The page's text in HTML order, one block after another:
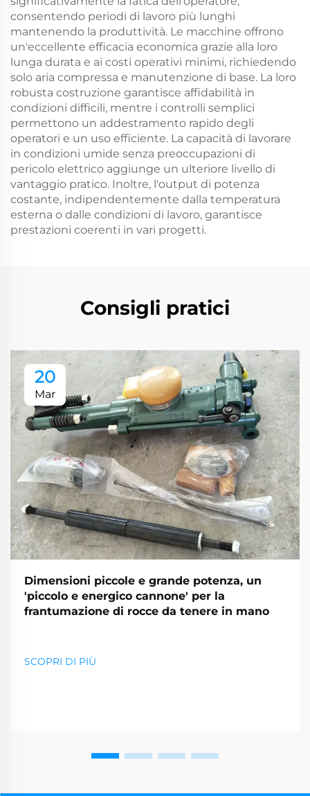
consentendo periodi di lavoro più lunghi
mantenendo la produttività. Le macchine offrono
un'eccellente efficacia economica grazie alla loro
lunga durata e ai costi operativi minimi, richiedendo
solo aria compressa e manutenzione di base. La loro
robusta costruzione garantisce affidabilità in
condizioni difficili, mentre i controlli semplici
permettono un addestramento rapido degli
operatori e un uso efficiente. La capacità di lavorare
in condizioni umide senza preoccupazioni di
pericolo elettrico aggiunge un ulteriore livello di
vantaggio pratico. Inoltre, l'output di potenza
costante, indipendentemente dalla temperatura
esterna o dalle condizioni di lavoro, garantisce
prestazioni coerenti in vari progetti.
Consigli pratici
20
Mar
Dimensioni piccole e grande potenza, un
'piccolo e energico cannone' per la
frantumazione di rocce da tenere in mano
SCOPRI DI PIÙ